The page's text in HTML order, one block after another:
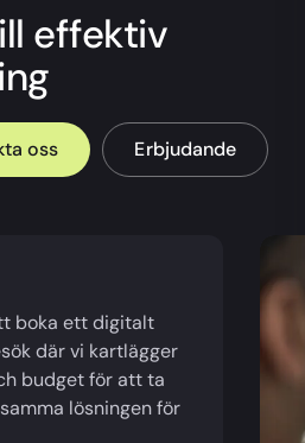
effektiv
oss Erbjudande
boka ett digitalt
där vi kartlägger
budget för att ta
lösningen för